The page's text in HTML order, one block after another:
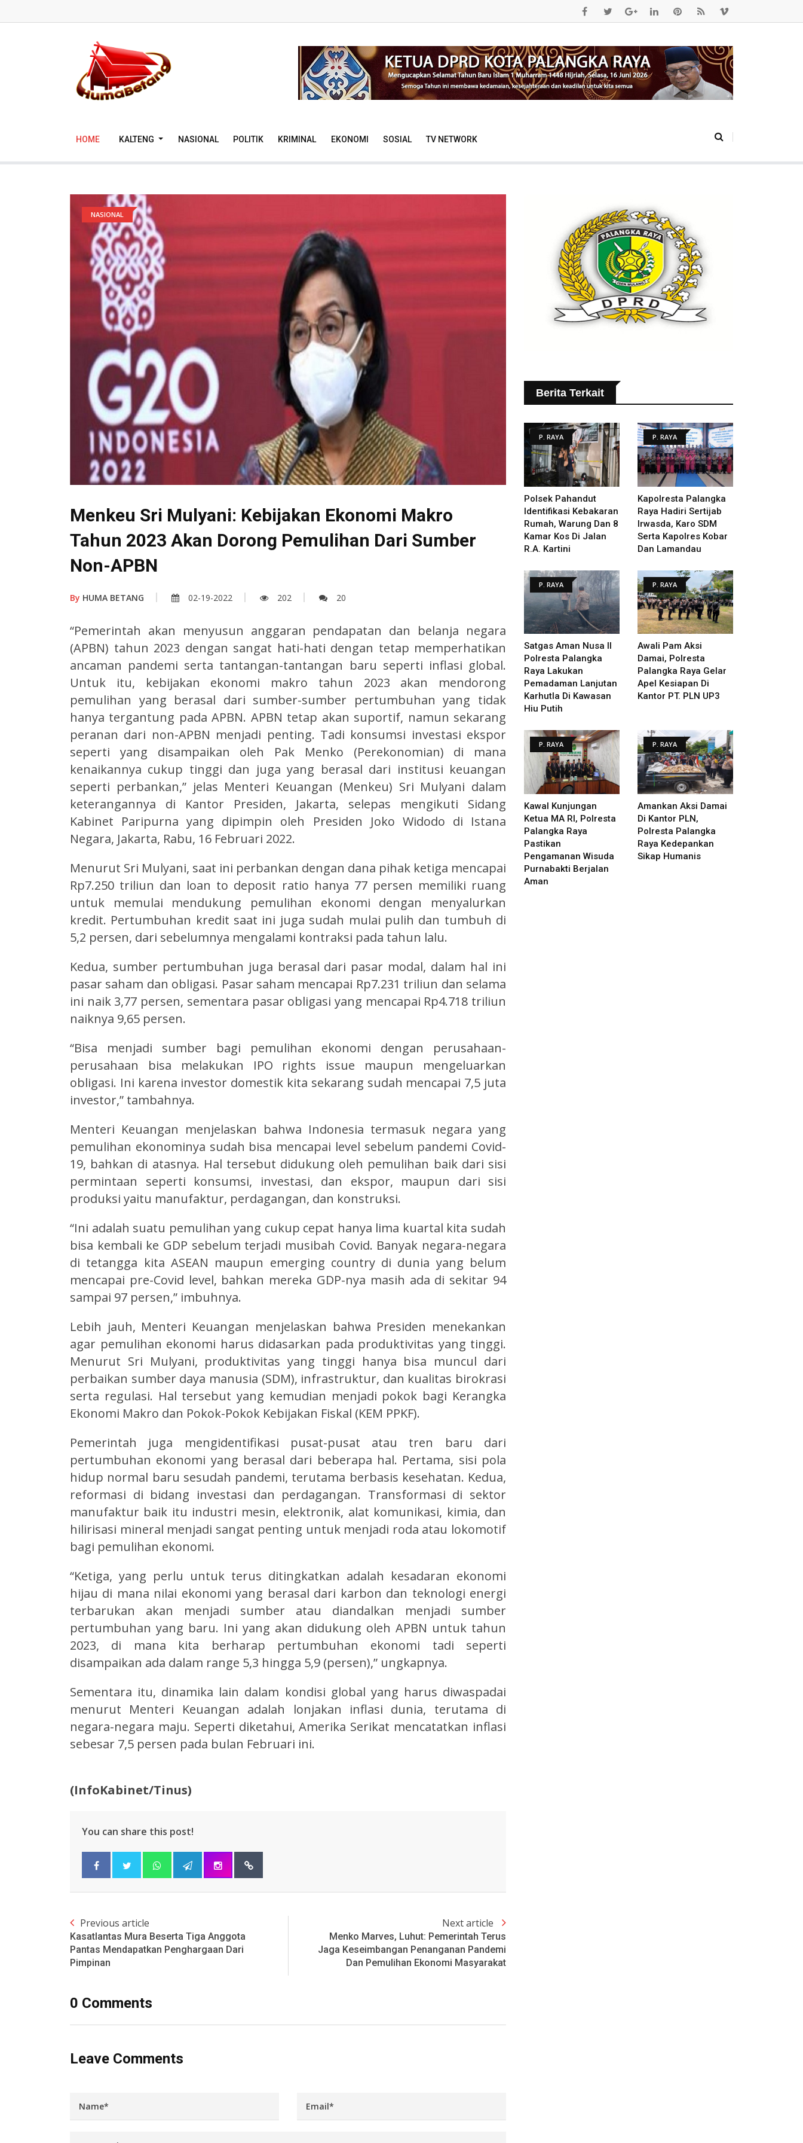
HOME KALTENG NASIONAL POLITIK KRIMINAL EKONOMI SOSIAL TV NETWORK
NASIONAL
Menkeu Sri Mulyani: Kebijakan Ekonomi Makro
Tahun 2023 Akan Dorong Pemulihan Dari Sumber
Non-APBN
By HUMA BETANG 02-19-2022 202 20
“Pemerintah akan menyusun anggaran pendapatan dan belanja negara
(APBN) tahun 2023 dengan sangat hati-hati dengan tetap memperhatikan
ancaman pandemi serta tantangan-tantangan baru seperti inflasi global.
Untuk itu, kebijakan ekonomi makro tahun 2023 akan mendorong
pemulihan yang berasal dari sumber-sumber pertumbuhan yang tidak
hanya tergantung pada APBN. APBN tetap akan suportif, namun sekarang
peranan dari non-APBN menjadi penting. Tadi konsumsi investasi ekspor
seperti yang disampaikan oleh Pak Menko (Perekonomian) di mana
kenaikannya cukup tinggi dan juga yang berasal dari institusi keuangan
seperti perbankan,” jelas Menteri Keuangan (Menkeu) Sri Mulyani dalam
keterangannya di Kantor Presiden, Jakarta, selepas mengikuti Sidang
Kabinet Paripurna yang dipimpin oleh Presiden Joko Widodo di Istana
Negara, Jakarta, Rabu, 16 Februari 2022.
Menurut Sri Mulyani, saat ini perbankan dengan dana pihak ketiga mencapai
Rp7.250 triliun dan loan to deposit ratio hanya 77 persen memiliki ruang
untuk memulai mendukung pemulihan ekonomi dengan menyalurkan
kredit. Pertumbuhan kredit saat ini juga sudah mulai pulih dan tumbuh di
5,2 persen, dari sebelumnya mengalami kontraksi pada tahun lalu.
Kedua, sumber pertumbuhan juga berasal dari pasar modal, dalam hal ini
pasar saham dan obligasi. Pasar saham mencapai Rp7.231 triliun dan selama
ini naik 3,77 persen, sementara pasar obligasi yang mencapai Rp4.718 triliun
naiknya 9,65 persen.
“Bisa menjadi sumber bagi pemulihan ekonomi dengan perusahaan-
perusahaan bisa melakukan IPO rights issue maupun mengeluarkan
obligasi. Ini karena investor domestik kita sekarang sudah mencapai 7,5 juta
investor,” tambahnya.
Menteri Keuangan menjelaskan bahwa Indonesia termasuk negara yang
pemulihan ekonominya sudah bisa mencapai level sebelum pandemi Covid-
19, bahkan di atasnya. Hal tersebut didukung oleh pemulihan baik dari sisi
permintaan seperti konsumsi, investasi, dan ekspor, maupun dari sisi
produksi yaitu manufaktur, perdagangan, dan konstruksi.
“Ini adalah suatu pemulihan yang cukup cepat hanya lima kuartal kita sudah
bisa kembali ke GDP sebelum terjadi musibah Covid. Banyak negara-negara
di tetangga kita ASEAN maupun emerging country di dunia yang belum
mencapai pre-Covid level, bahkan mereka GDP-nya masih ada di sekitar 94
sampai 97 persen,” imbuhnya.
Lebih jauh, Menteri Keuangan menjelaskan bahwa Presiden menekankan
agar pemulihan ekonomi harus didasarkan pada produktivitas yang tinggi.
Menurut Sri Mulyani, produktivitas yang tinggi hanya bisa muncul dari
perbaikan sumber daya manusia (SDM), infrastruktur, dan kualitas birokrasi
serta regulasi. Hal tersebut yang kemudian menjadi pokok bagi Kerangka
Ekonomi Makro dan Pokok-Pokok Kebijakan Fiskal (KEM PPKF).
Pemerintah juga mengidentifikasi pusat-pusat atau tren baru dari
pertumbuhan ekonomi yang berasal dari beberapa hal. Pertama, sisi pola
hidup normal baru sesudah pandemi, terutama berbasis kesehatan. Kedua,
reformasi di bidang investasi dan perdagangan. Transformasi di sektor
manufaktur baik itu industri mesin, elektronik, alat komunikasi, kimia, dan
hilirisasi mineral menjadi sangat penting untuk menjadi roda atau lokomotif
bagi pemulihan ekonomi.
“Ketiga, yang perlu untuk terus ditingkatkan adalah kesadaran ekonomi
hijau di mana nilai ekonomi yang berasal dari karbon dan teknologi energi
terbarukan akan menjadi sumber atau diandalkan menjadi sumber
pertumbuhan yang baru. Ini yang akan didukung oleh APBN untuk tahun
2023, di mana kita berharap pertumbuhan ekonomi tadi seperti
disampaikan ada dalam range 5,3 hingga 5,9 (persen),” ungkapnya.
Sementara itu, dinamika lain dalam kondisi global yang harus diwaspadai
menurut Menteri Keuangan adalah lonjakan inflasi dunia, terutama di
negara-negara maju. Seperti diketahui, Amerika Serikat mencatatkan inflasi
sebesar 7,5 persen pada bulan Februari ini.
(InfoKabinet/Tinus)
You can share this post!
Previous article
Kasatlantas Mura Beserta Tiga Anggota
Pantas Mendapatkan Penghargaan Dari
Pimpinan
Next article
Menko Marves, Luhut: Pemerintah Terus
Jaga Keseimbangan Penanganan Pandemi
Dan Pemulihan Ekonomi Masyarakat
0 Comments
Leave Comments
Berita Terkait
P. RAYA
Polsek Pahandut
Identifikasi Kebakaran
Rumah, Warung Dan 8
Kamar Kos Di Jalan
R.A. Kartini
P. RAYA
Kapolresta Palangka
Raya Hadiri Sertijab
Irwasda, Karo SDM
Serta Kapolres Kobar
Dan Lamandau
P. RAYA
Satgas Aman Nusa II
Polresta Palangka
Raya Lakukan
Pemadaman Lanjutan
Karhutla Di Kawasan
Hiu Putih
P. RAYA
Awali Pam Aksi
Damai, Polresta
Palangka Raya Gelar
Apel Kesiapan Di
Kantor PT. PLN UP3
P. RAYA
Kawal Kunjungan
Ketua MA RI, Polresta
Palangka Raya
Pastikan
Pengamanan Wisuda
Purnabakti Berjalan
Aman
P. RAYA
Amankan Aksi Damai
Di Kantor PLN,
Polresta Palangka
Raya Kedepankan
Sikap Humanis